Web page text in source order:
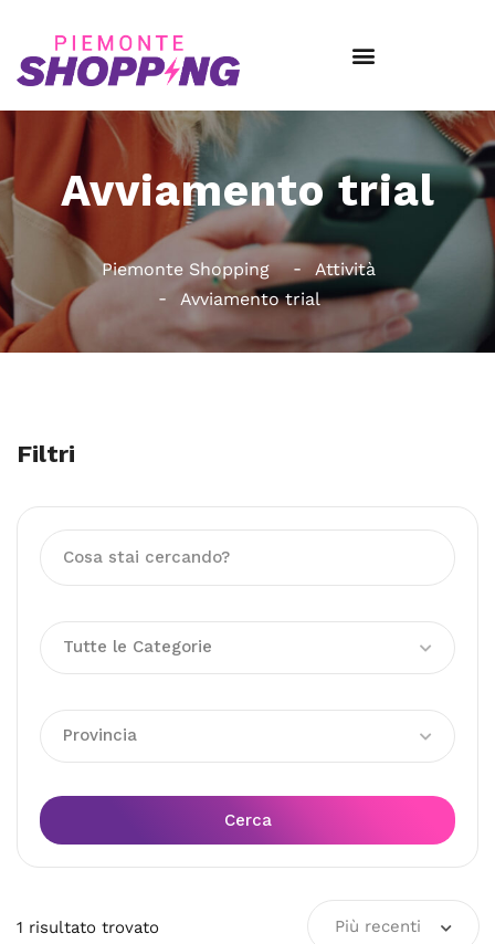
Avviamento trial
Piemonte Shopping
Attività
Avviamento trial
Filtri
Tutte le Categorie
Provincia
Cerca
1 risultato trovato Più recenti